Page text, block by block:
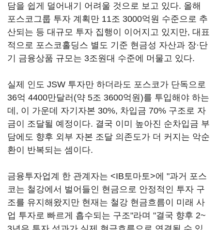
담을 쉽게 덜어내기 어려울 것으로 보고 있다. 올해
포스코그룹 투자 계획만 11조 3000억원 수준으로 추
산되는 등 대규모 투자 집행이 이어지고 있지만, 대표
적으로 포스코홀딩스 별도 기준 현금성 자산과 장·단
기 금융상품 규모는 3조원대 수준에 머물고 있다.
실제 인도 JSW 투자만 하더라도 포스코가 단독으로
36억 4400만달러(약 5조 3600억원)를 투입해야 하는
데, 이 가운데 자기자본 30%, 차입금 70% 구조로 자
금이 조달될 예정이다. 결국 이미 높아진 순차입금 부
담에도 향후 외부 자본 조달 의존도가 더 커지는 악순
환이 반복되는 셈이다.
금융투자업계 한 관계자는 <IB토마토>에 "과거 포스
코는 철강에서 벌어들인 현금으로 안정적인 투자 구
조를 유지해왔지만 현재는 철강 현금흐름이 미래 사
업 투자로 빠르게 흡수되는 구조"라며 "결국 향후 2~